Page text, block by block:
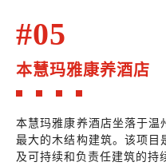
#05
本慧玛雅康养酒店
本慧玛雅康养酒店坐落于温
最大的木结构建筑。该项目
及可持续和负责任建筑的持